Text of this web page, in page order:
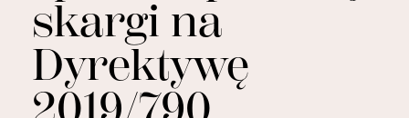
skargi na
Dyrektywę